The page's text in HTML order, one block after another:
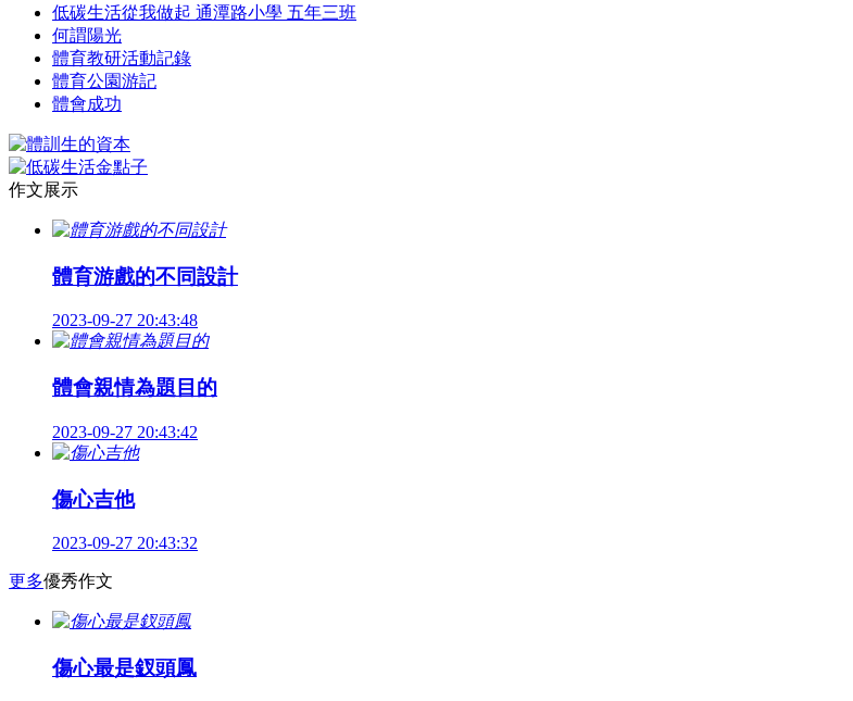
低碳生活從我做起 通潭路小學 五年三班
何謂陽光
體育教研活動記錄
體育公園游記
體會成功
作文展示
體育游戲的不同設計
2023-09-27 20:43:48
體會親情為題目的
2023-09-27 20:43:42
傷心吉他
2023-09-27 20:43:32
更多優秀作文
傷心最是釵頭鳳